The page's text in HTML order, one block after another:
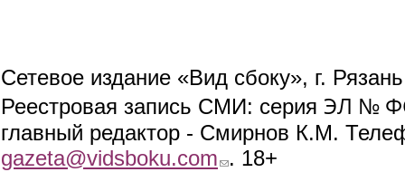
Сетевое издание «Вид сбоку», г.
Реестровая запись СМИ: серия ЭЛ №
главный редактор - Смирнов К.М.
gazeta@vidsboku.com (link sends e-mail)
. 18+